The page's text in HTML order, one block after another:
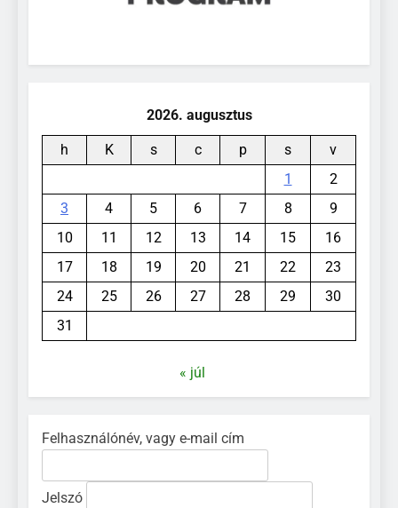
2026. augusztus
h K s c p s
v
1
2
3
4 5 6 7 8
9
10
11 12 13 14 15
16
17
18 19 20 21 22
23
24
25 26 27 28 29
30
31
« júl
Felhasználónév, vagy e-mail cím
Jelszó